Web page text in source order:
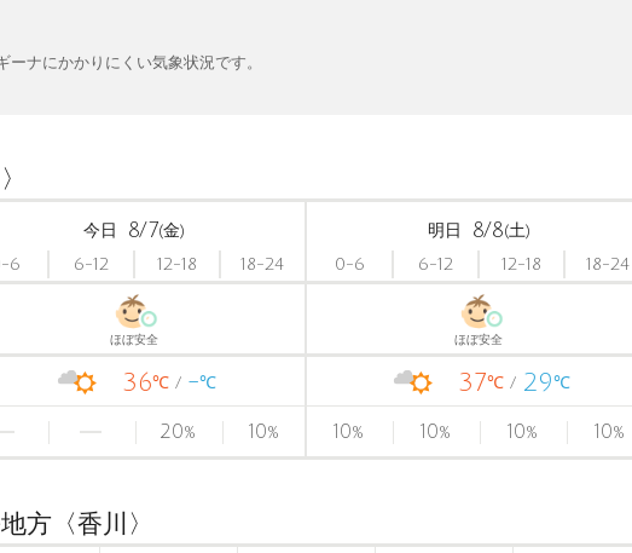
ーナにかかりにくい気象状況です。
今日 8/7(金)
6
6-12 12-18 18-24
明日 8/8(土)
0-6
6-12 12-18 18-24
ほぼ安全 ほぼ安全
36℃ -℃ 37℃ 29℃
20% 10% 10% 10% 10% 10%
方〈香川〉